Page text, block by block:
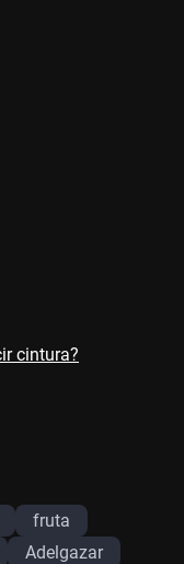
cintura?
fruta
Adelgazar